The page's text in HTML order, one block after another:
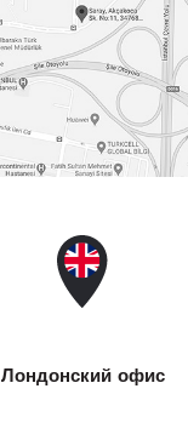
Лондонский офис